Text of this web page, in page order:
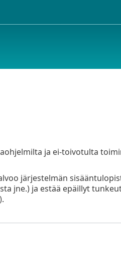
ja ei-toivotulta
järjestelmän
jne.) ja estää epäillyt